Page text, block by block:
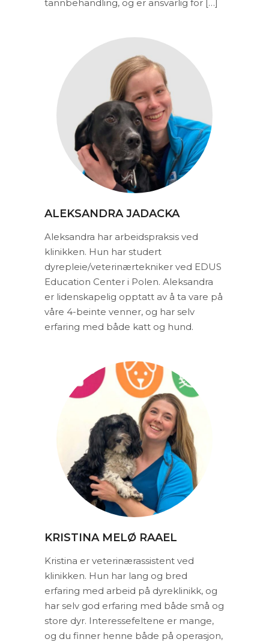
tannbehandling, og er ansvarlig for […]
ALEKSANDRA JADACKA
Aleksandra har arbeidspraksis ved
klinikken. Hun har studert
dyrepleie/veterinærtekniker ved EDUS
Education Center i Polen. Aleksandra
er lidenskapelig opptatt av å ta vare på
våre 4-beinte venner, og har selv
erfaring med både katt og hund.
KRISTINA MELØ RAAEL
Kristina er veterinærassistent ved
klinikken. Hun har lang og bred
erfaring med arbeid på dyreklinikk, og
har selv god erfaring med både små og
store dyr. Interessefeltene er mange,
og du finner henne både på operasjon,